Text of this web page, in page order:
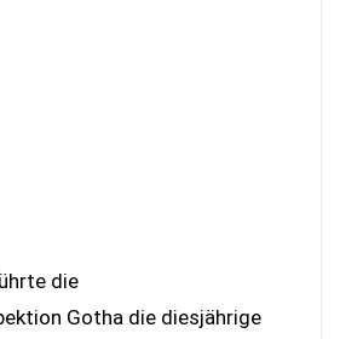
die
Gotha die diesjährige